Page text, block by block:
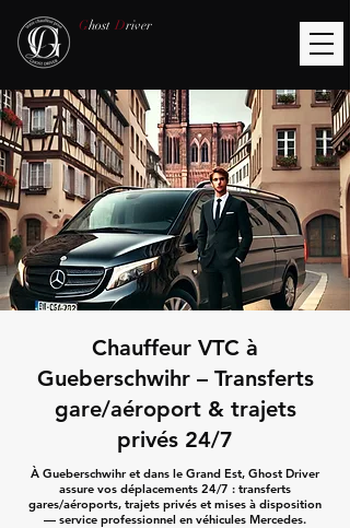
Ghost Driver
Chauffeur VTC à
Gueberschwihr – Transferts
gare/aéroport & trajets
privés 24/7
À Gueberschwihr et dans le Grand Est, Ghost Driver
assure vos déplacements 24/7 : transferts
gares/aéroports, trajets privés et mises à disposition
— service professionnel en véhicules Mercedes.